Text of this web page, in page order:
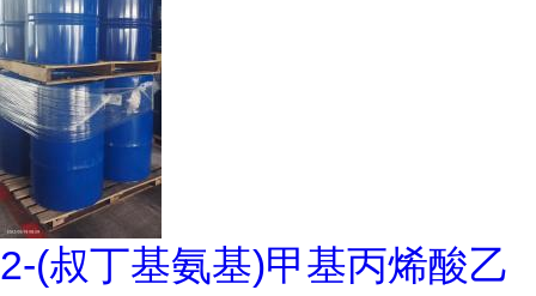
2-(叔丁基氨基)甲基丙烯酸乙